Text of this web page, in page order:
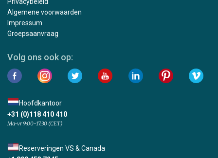
Algemene voorwaarden
Impressum
Groepsaanvraag
Volg ons ook op:
Hoofdkantoor
+31 (0)118 410 410
Ma-vr 9:00-17:30 (CET)
Reserveringen VS & Canada